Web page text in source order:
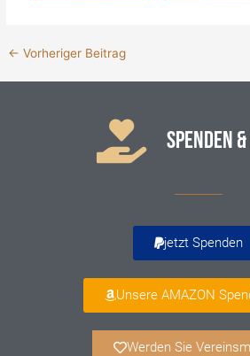
← Vorheriger Beitrag
SPENDEN
jetzt Spenden
Unsere AMAZON
Werden Sie